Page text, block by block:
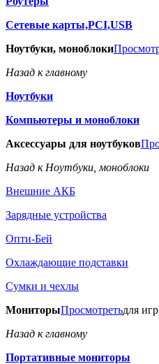
Сетевые карты,PCI,USB
Ноутбуки, моноблоки
Назад к главному
Ноутбуки
Компьютеры и моноблоки
Аксессуары для ноутбуков
Назад к Ноутбуки, моноблоки
Внешние АКБ
Зарядные устройства
Опти-Бей
Охлаждающие подставки
Сумки и чехлы
МониторыПросмотретьдля
Назад к главному
Портативные мониторы